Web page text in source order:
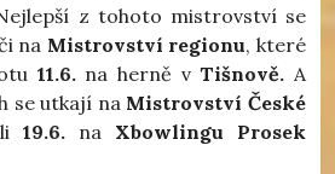
z tohoto mistrovství se
na Mistrovství regionu, které
11.6. na herně vTišnově. A
se utkají na Mistrovství České
19.6. na Xbowlingu Prosek